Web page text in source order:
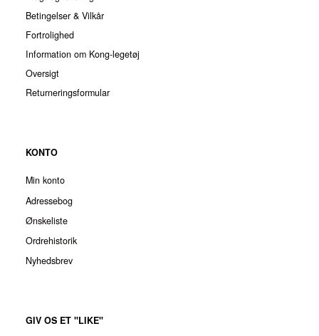
Betingelser & Vilkår
Fortrolighed
Information om Kong-legetøj
Oversigt
Returneringsformular
KONTO
Min konto
Adressebog
Ønskeliste
Ordrehistorik
Nyhedsbrev
GIV OS ET "LIKE"